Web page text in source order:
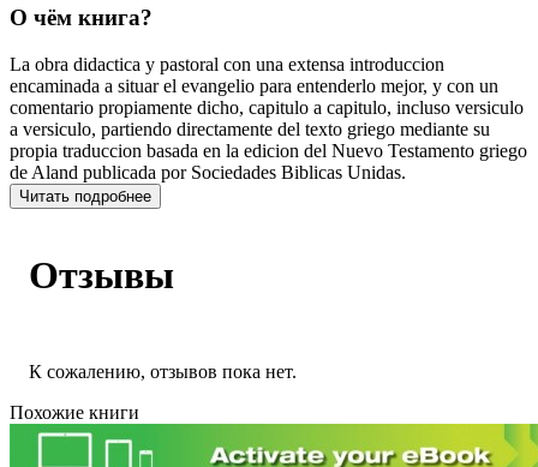
О чём книга?
La obra didactica y pastoral con una extensa introduccion
encaminada a situar el evangelio para entenderlo mejor, y con un
comentario propiamente dicho, capitulo a capitulo, incluso versiculo
a versiculo, partiendo directamente del texto griego mediante su
propia traduccion basada en la edicion del Nuevo Testamento griego
de Aland publicada por Sociedades Biblicas Unidas.
Читать подробнее
Отзывы
К сожалению, отзывов пока нет.
Похожие книги